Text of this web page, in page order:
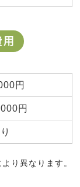
円
円
り異なります。